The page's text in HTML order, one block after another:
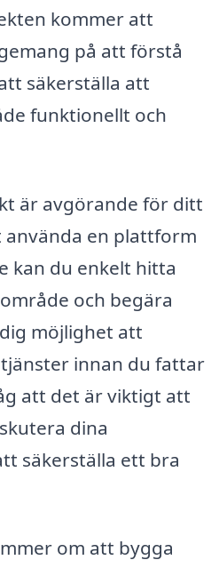
kommer att
på att förstå
säkerställa att
funktionellt och
är avgörande för ditt
en plattform
kan du enkelt hitta
och begära
möjlighet att
innan du fattar
att det är viktigt att
dina
säkerställa ett bra
om att bygga